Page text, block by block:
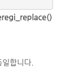
합니다.